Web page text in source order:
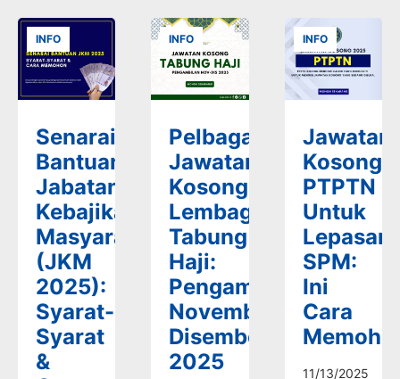
INFO
Senarai
Bantuan
Jabatan
Kebajikan
Masyarakat
(JKM
2025):
Syarat-
Syarat
&
INFO
Pelbagai
Jawatan
Kosong
Lembaga
Tabung
Haji:
Pengambilan
November-
Disember
2025
INFO
Jawatan
Kosong
PTPTN
Untuk
Lepasan
SPM:
Ini
Cara
11/13/2025